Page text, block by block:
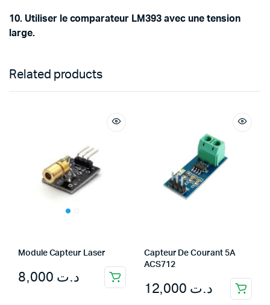
10. Utiliser le comparateur LM393 avec une tension
large.
Related products
Module Capteur Laser
د.ت
Capteur De Courant 5A
ACS712
د.ت